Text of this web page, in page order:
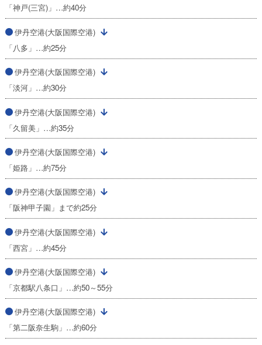
「神戸(三宮)」…約40分
伊丹空港(大阪国際空港)
「八多」…約25分
伊丹空港(大阪国際空港)
「淡河」…約30分
伊丹空港(大阪国際空港)
「久留美」…約35分
伊丹空港(大阪国際空港)
「姫路」…約75分
伊丹空港(大阪国際空港)
「阪神甲子園」まで約25分
伊丹空港(大阪国際空港)
「西宮」…約45分
伊丹空港(大阪国際空港)
「京都駅八条口」…約50～55分
伊丹空港(大阪国際空港)
「第二阪奈生駒」…約60分